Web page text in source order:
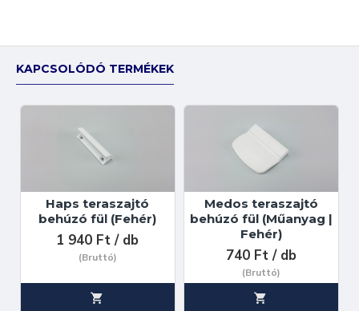
KAPCSOLÓDÓ TERMÉKEK
Haps teraszajtó
behúzó fül (Fehér)
1 940 Ft / db
(Bruttó)
Medos teraszajtó
behúzó fül (Műanyag |
Fehér)
740 Ft / db
(Bruttó)